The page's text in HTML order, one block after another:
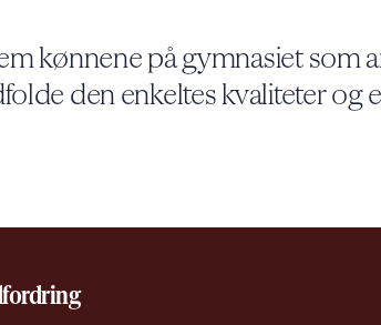
kønnene på gymnasiet som
den enkeltes kvaliteter og